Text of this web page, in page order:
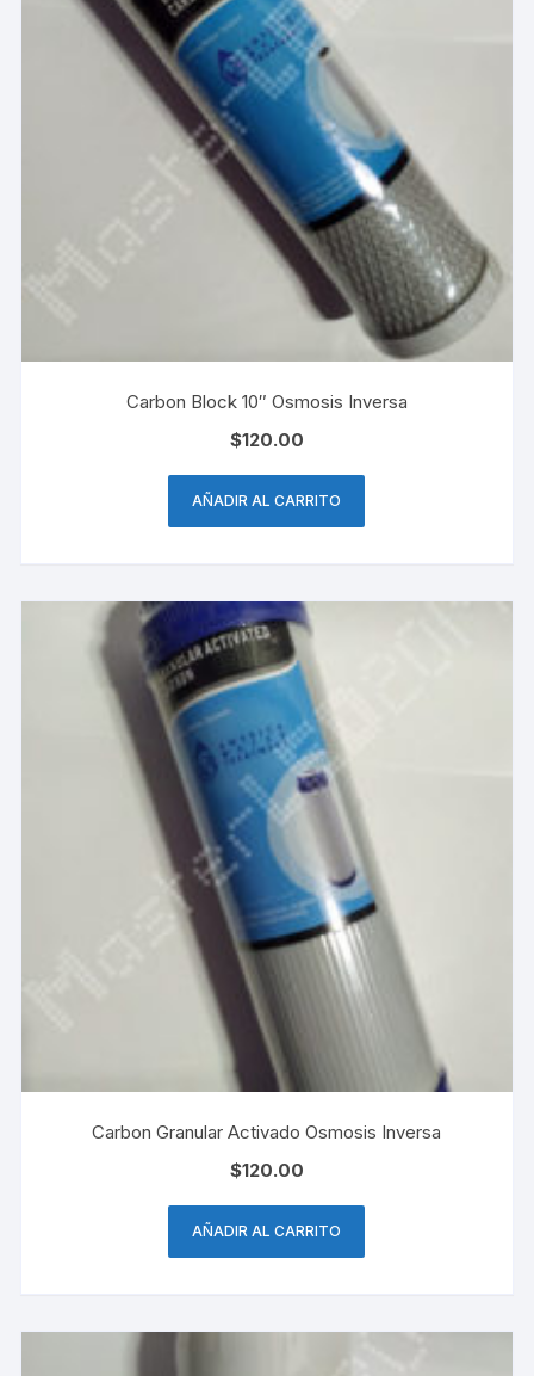
Carbon Block 10″ Osmosis Inversa
$120.00
AÑADIR AL CARRITO
Carbon Granular Activado Osmosis Inversa
$120.00
AÑADIR AL CARRITO